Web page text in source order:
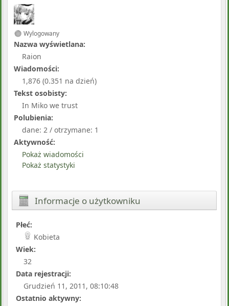
Wylogowany
Nazwa wyświetlana:
Raion
Wiadomości:
1,876 (0.351 na dzień)
Tekst osobisty:
In Miko we trust
Polubienia:
dane: 2 / otrzymane: 1
Aktywność:
Pokaż wiadomości
Pokaż statystyki
Informacje o użytkowniku
Płeć:
Kobieta
Wiek:
32
Data rejestracji:
Grudzień 11, 2011, 08:10:48
Ostatnio aktywny: